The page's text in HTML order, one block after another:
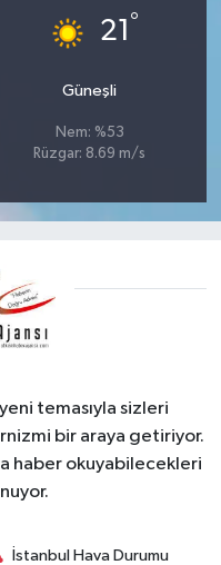
21 °
Güneşli
Nem: %53
Rüzgar: 8.69 m/s
temasıyla sizleri
bir araya getiriyor.
haber okuyabilecekleri
İstanbul Hava Durumu